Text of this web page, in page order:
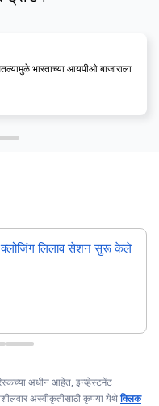
भारताच्या आयपीओ बाजाराला
लिलाव सेशन सुरू केले
अधीन आहेत, इन्व्हेस्टमेंट
अस्वीकृतीसाठी कृपया येथेक्लिक